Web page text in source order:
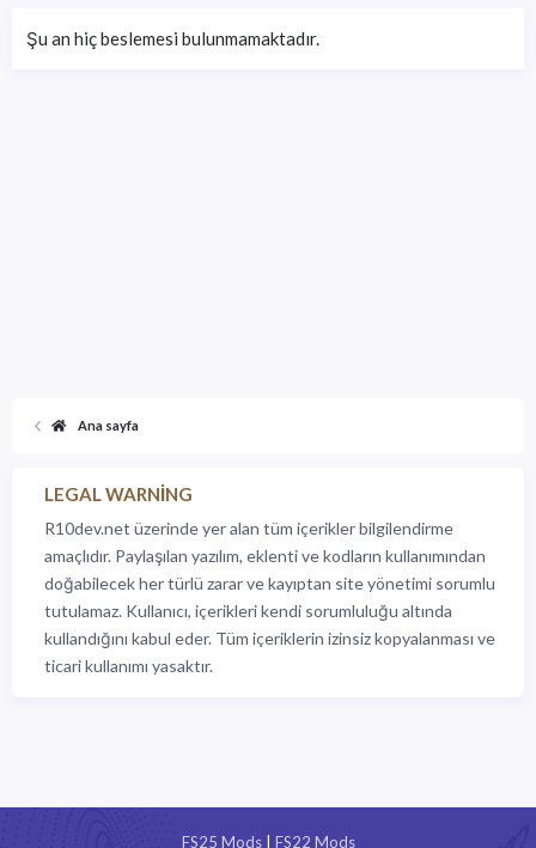
Şu an hiç beslemesi bulunmamaktadır.
Ana sayfa
LEGAL WARNING
R10dev.net üzerinde yer alan tüm içerikler bilgilendirme
amaçlıdır. Paylaşılan yazılım, eklenti ve kodların kullanımından
doğabilecek her türlü zarar ve kayıptan site yönetimi sorumlu
tutulamaz. Kullanıcı, içerikleri kendi sorumluluğu altında
kullandığını kabul eder. Tüm içeriklerin izinsiz kopyalanması ve
ticari kullanımı yasaktır.
FS25 Mods| FS22 Mods